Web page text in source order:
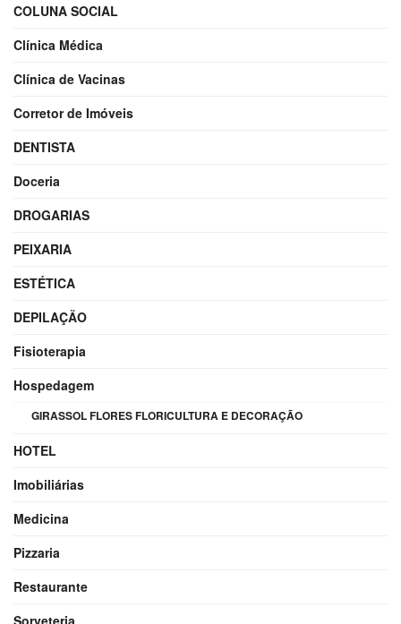
COLUNA SOCIAL
Clínica Médica
Clínica de Vacinas
Corretor de Imóveis
DENTISTA
Doceria
DROGARIAS
PEIXARIA
ESTÉTICA
DEPILAÇÃO
Fisioterapia
Hospedagem
GIRASSOL FLORES FLORICULTURA E DECORAÇÃO
HOTEL
Imobiliárias
Medicina
Pizzaria
Restaurante
Sorveteria